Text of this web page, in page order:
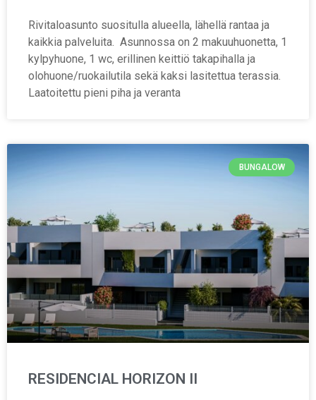
Rivitaloasunto suositulla alueella, lähellä rantaa ja
kaikkia palveluita. Asunnossa on 2 makuuhuonetta, 1
kylpyhuone, 1 wc, erillinen keittiö takapihalla ja
olohuone/ruokailutila sekä kaksi lasitettua terassia.
Laatoitettu pieni piha ja veranta
BUNGALOW
RESIDENCIAL HORIZON II